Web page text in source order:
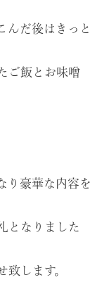
んだ後はきっと
ご飯とお味噌
り豪華な内容を
となりました
します。